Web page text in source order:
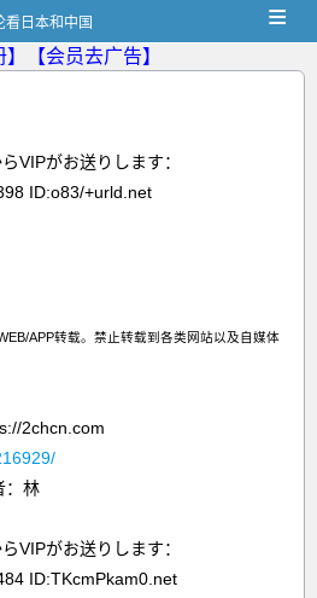
看日本和中国 ≡
【会员去广告】
VIPがお送りします：
ID:o83/+urld.net
APP转载。禁止转载到各类网站以及自媒体
2chcn.com
：林
VIPがお送りします：
ID:TKcmPkam0.net